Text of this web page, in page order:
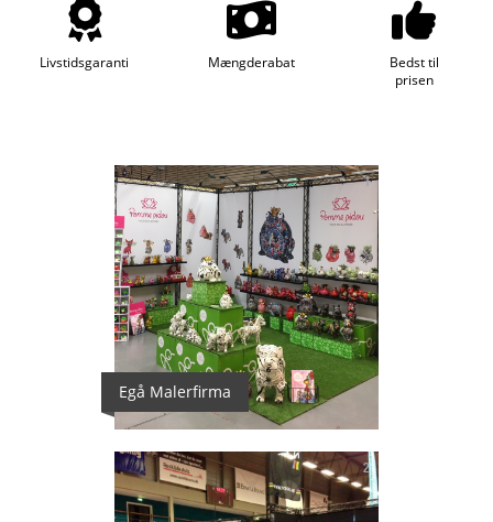
Livstidsgaranti Mængderabat
Bedst til
prisen
1
Egå Malerfirma
2